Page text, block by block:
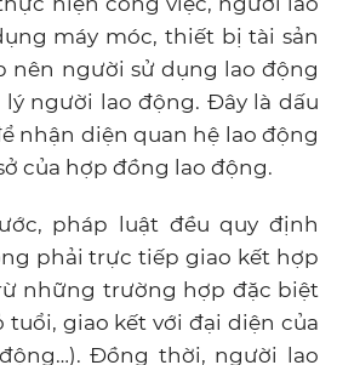
máy móc, thiết bị tài sản
nên người sử dụng lao động
người lao động. Đây là dấu
nhận diện quan hệ lao động
của hợp đồng lao động.
pháp luật đều quy định
phải trực tiếp giao kết hợp
những trường hợp đặc biệt
giao kết với đại diện của
Đồng thời, người lao